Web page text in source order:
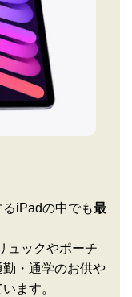
iPadの中でも最
ュックやポーチ
・通学のお供や
ます。